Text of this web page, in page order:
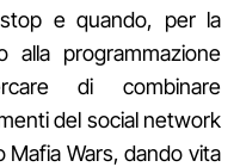
e quando, per la
programmazione
di combinare
del social network
Mafia Wars, dando vita